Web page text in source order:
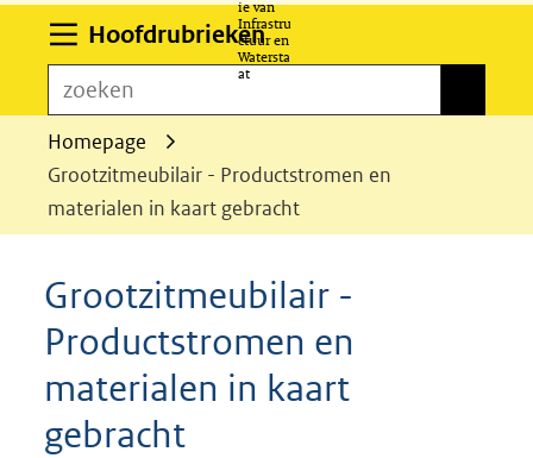
HoofdrubriekenUitklappen
zoeken
Homepage
Grootzitmeubilair - Productstromen en
materialen in kaart gebracht
Grootzitmeubilair -
Productstromen en
materialen in kaart
gebracht